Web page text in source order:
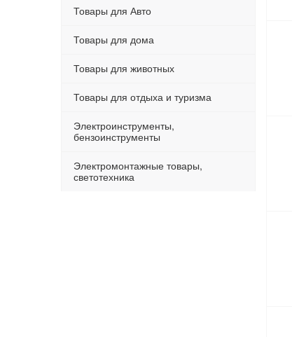
Товары для Авто
Товары для дома
Товары для животных
Товары для отдыха и туризма
Электроинструменты,
бензоинструменты
Электромонтажные товары,
светотехника